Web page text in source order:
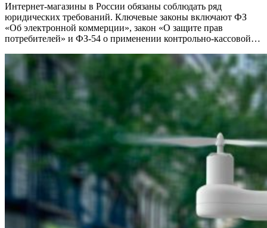
Интернет-магазины в России обязаны соблюдать ряд
юридических требований. Ключевые законы включают ФЗ
«Об электронной коммерции», закон «О защите прав
потребителей» и ФЗ-54 о применении контрольно-кассовой…